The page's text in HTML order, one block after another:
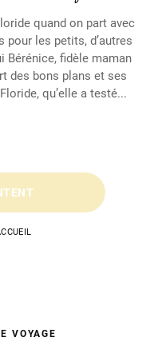
quand on part avec
pour les petits, d’autres
Bérénice, fidèle maman
des bons plans et ses
qu’elle a testé...
VOYAGE